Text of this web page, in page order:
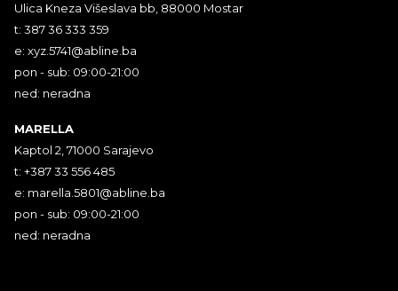
Ulica Kneza Višeslava bb, 88000 Mostar
t: 387 36 333 359
e: xyz.5741@abline.ba
pon - sub: 09:00-21:00
ned: neradna
MARELLA
Kaptol 2, 71000 Sarajevo
t: +387 33 556 485
e: marella.5801@abline.ba
pon - sub: 09:00-21:00
ned: neradna